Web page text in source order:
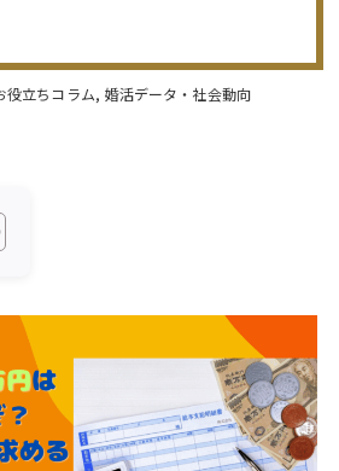
役立ちコラム 婚活データ・社会動向